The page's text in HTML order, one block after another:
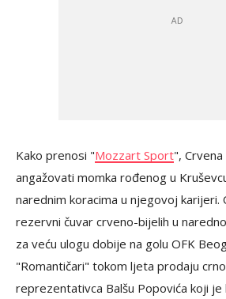
Kako prenosi "Mozzart Sport",
angažovati momka rođenog u
narednim koracima u njegovoj karijeri.
rezervni čuvar crveno-bijelih u
za veću ulogu dobije na golu OFK
"Romantičari" tokom ljeta prodaju
reprezentativca Balšu Popovića koji je